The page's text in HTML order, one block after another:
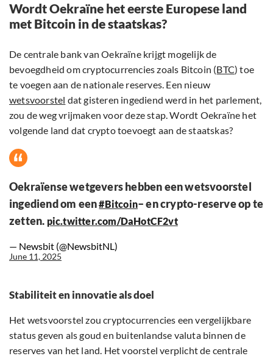
Wordt Oekraïne het eerste Europese land
met Bitcoin in de staatskas?
De centrale bank van Oekraïne krijgt mogelijk de
bevoegdheid om cryptocurrencies zoals Bitcoin (BTC) toe
te voegen aan de nationale reserves. Een nieuw
wetsvoorstel dat gisteren ingediend werd in het parlement,
zou de weg vrijmaken voor deze stap. Wordt Oekraïne het
volgende land dat crypto toevoegt aan de staatskas?
Oekraïense wetgevers hebben een wetsvoorstel
ingediend om een#Bitcoin– en crypto-reserve op te
zetten. pic.twitter.com/DaHotCF2vt
— Newsbit (@NewsbitNL)
June 11, 2025
Stabiliteit en innovatie als doel
Het wetsvoorstel zou cryptocurrencies een vergelijkbare
status geven als goud en buitenlandse valuta binnen de
reserves van het land. Het voorstel verplicht de centrale